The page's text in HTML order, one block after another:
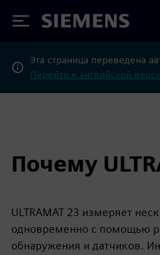
Siemens
Эта страница переведена
Перейти к английской
Почему
ULTRAMAT 23 измеряет
одновременно с помощью
обнаружения и датчиков.